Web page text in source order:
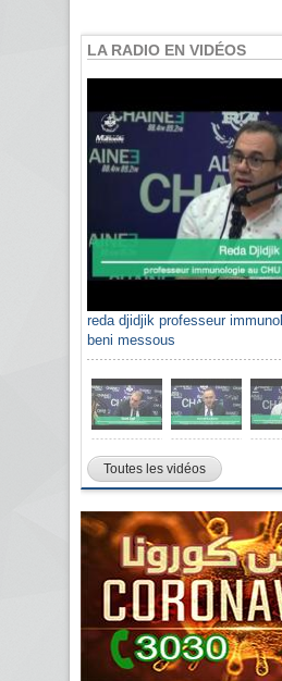
LA RADIO EN VIDÉOS
reda djidjik professeur
beni messous
Toutes les vidéos